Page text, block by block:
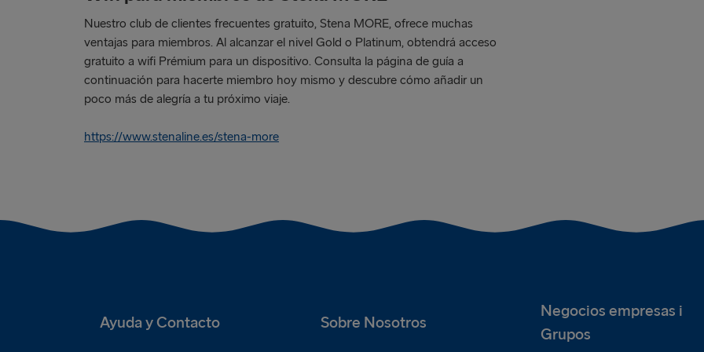
Nuestro club de clientes frecuentes gratuito, Stena MORE, ofrece muchas
ventajas para miembros. Al alcanzar el nivel Gold o Platinum, obtendrá acceso
gratuito a wifi Prémium para un dispositivo. Consulta la página de guía a
continuación para hacerte miembro hoy mismo y descubre cómo añadir un
poco más de alegría a tu próximo viaje.
https://www.stenaline.es/stena-more
Ayuda y Contacto Sobre Nosotros
Negocios empresas i
Grupos